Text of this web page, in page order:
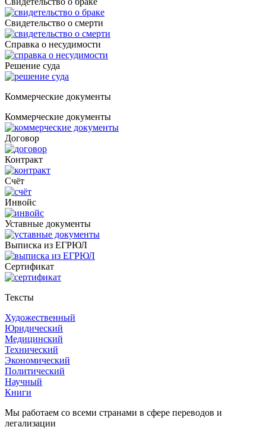
Свидетельство о смерти
Справка о несудимости
Решение суда
Коммерческие документы
Коммерческие документы
Договор
Контракт
Счёт
Инвойс
Уставные документы
Выписка из ЕГРЮЛ
Cертификат
Тексты
Художественный
Юридический
Медицинский
Технический
Экономический
Политический
Научный
Книги
Мы работаем со всеми странами в сфере переводов и
легализации